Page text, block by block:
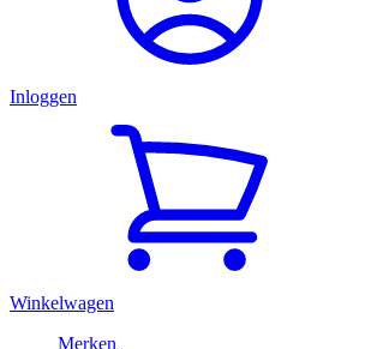
Inloggen
Winkelwagen
Merken